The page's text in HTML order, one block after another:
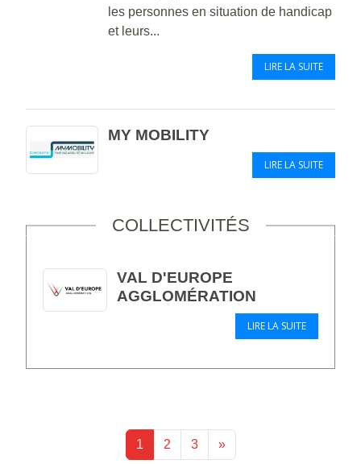
les personnes en situation de handicap
et leurs...
LIRE LA SUITE
MY MOBILITY
LIRE LA SUITE
COLLECTIVITÉS
VAL D'EUROPE
AGGLOMÉRATION
LIRE LA SUITE
1 2 3 »